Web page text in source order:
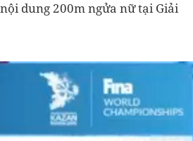
dung 200m ngửa nữ tại Giải